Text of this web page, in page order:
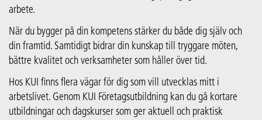
arbete.
När du bygger på din kompetens stärker du både dig själv och
din framtid. Samtidigt bidrar din kunskap till tryggare möten,
bättre kvalitet och verksamheter som håller över tid.
Hos KUI finns flera vägar för dig som vill utvecklas mitt i
arbetslivet. Genom KUI Företagsutbildning kan du gå kortare
utbildningar och dagskurser som ger aktuell och praktisk